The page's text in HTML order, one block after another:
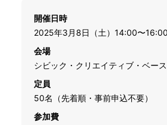
開催日時
2025年3月8日（土）14:00〜16:00
会場
シビック・クリエイティブ・ベース
定員
50名（先着順・事前申込不要）
参加費